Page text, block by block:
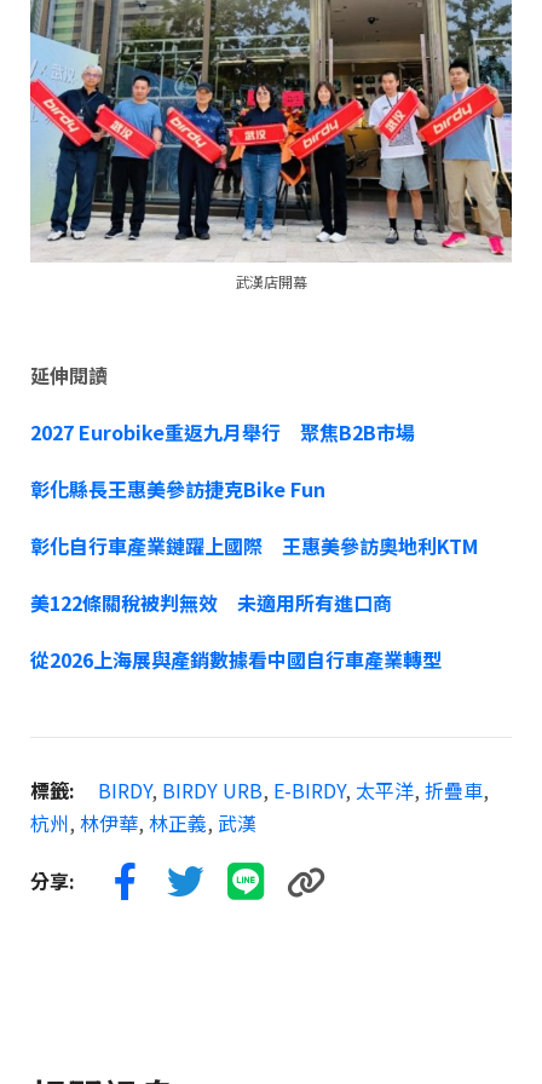
武漢店開幕
延伸閱讀
2027 Eurobike重返九月舉行 聚焦B2B市場
彰化縣長王惠美參訪捷克Bike Fun
彰化自行車產業鏈躍上國際 王惠美參訪奧地利KTM
美122條關稅被判無效 未適用所有進口商
從2026上海展與產銷數據看中國自行車產業轉型
標籤: BIRDY, BIRDY URB, E-BIRDY, 太平洋, 折疊車,
杭州, 林伊華, 林正義, 武漢
分享: